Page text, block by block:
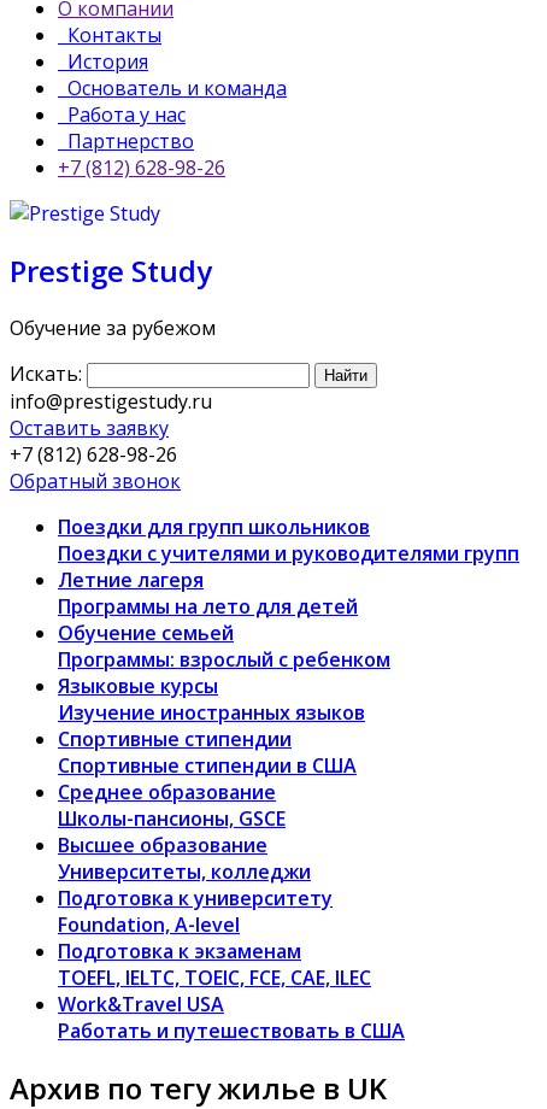
О компании
Контакты
История
Основатель и команда
Работа у нас
Партнерство
+7 (812) 628-98-26
Prestige Study
Обучение за рубежом
Искать:
info@prestigestudy.ru
Оставить заявку
+7 (812) 628-98-26
Обратный звонок
Поездки для групп школьников
Поездки с учителями и руководителями групп
Летние лагеря
Программы на лето для детей
Обучение семьей
Программы: взрослый с ребенком
Языковые курсы
Изучение иностранных языков
Спортивные стипендии
Спортивные стипендии в США
Среднее образование
Школы-пансионы, GSCE
Высшее образование
Университеты, колледжи
Подготовка к университету
Foundation, A-level
Подготовка к экзаменам
TOEFL, IELTC, TOEIC, FCE, CAE, ILEC
Work&Travel USA
Работать и путешествовать в США
Архив по тегу жилье в UK